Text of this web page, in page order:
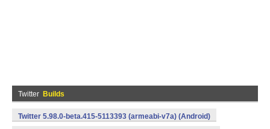
Twitter Builds
Twitter 5.98.0-beta.415-5113393 (armeabi-v7a) (Android)